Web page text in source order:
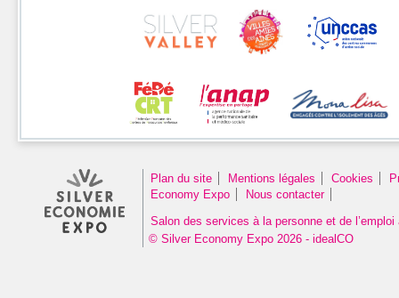
Plan du site Mentions légales Cookies
Economy Expo
Nous contacter
Salon des services à la personne et de l’emploi
© Silver Economy Expo 2026 - idealCO